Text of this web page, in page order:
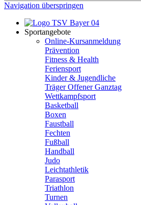
Navigation überspringen
Sportangebote
Online-Kursanmeldung
Prävention
Fitness & Health
Feriensport
Kinder & Jugendliche
Träger Offener Ganztag
Wettkampfsport
Basketball
Boxen
Faustball
Fechten
Fußball
Handball
Judo
Leichtathletik
Parasport
Triathlon
Turnen